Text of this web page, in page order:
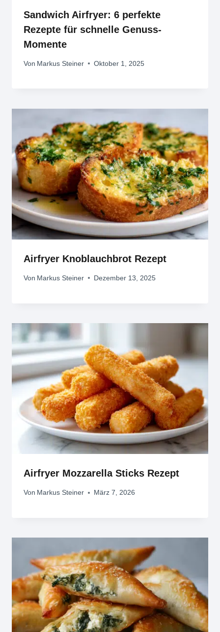
Sandwich Airfryer: 6 perfekte
Rezepte für schnelle Genuss-
Momente
Von Markus Steiner Oktober 1, 2025
Airfryer Knoblauchbrot Rezept
Von Markus Steiner Dezember 13, 2025
Airfryer Mozzarella Sticks Rezept
Von Markus Steiner März 7, 2026